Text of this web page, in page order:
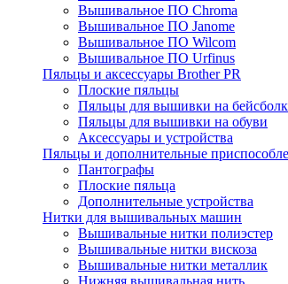
Вышивальное ПО Chroma
Вышивальное ПО Janome
Вышивальное ПО Wilcom
Вышивальное ПО Urfinus
Пяльцы и аксессуары Brother PR
Плоские пяльцы
Пяльцы для вышивки на
Пяльцы для вышивки на обуви
Аксессуары и устройства
Пяльцы и дополнительные
Пантографы
Плоские пяльца
Дополнительные устройства
Нитки для вышивальных машин
Вышивальные нитки полиэстер
Вышивальные нитки вискоза
Вышивальные нитки металлик
Нижняя вышивальная нить